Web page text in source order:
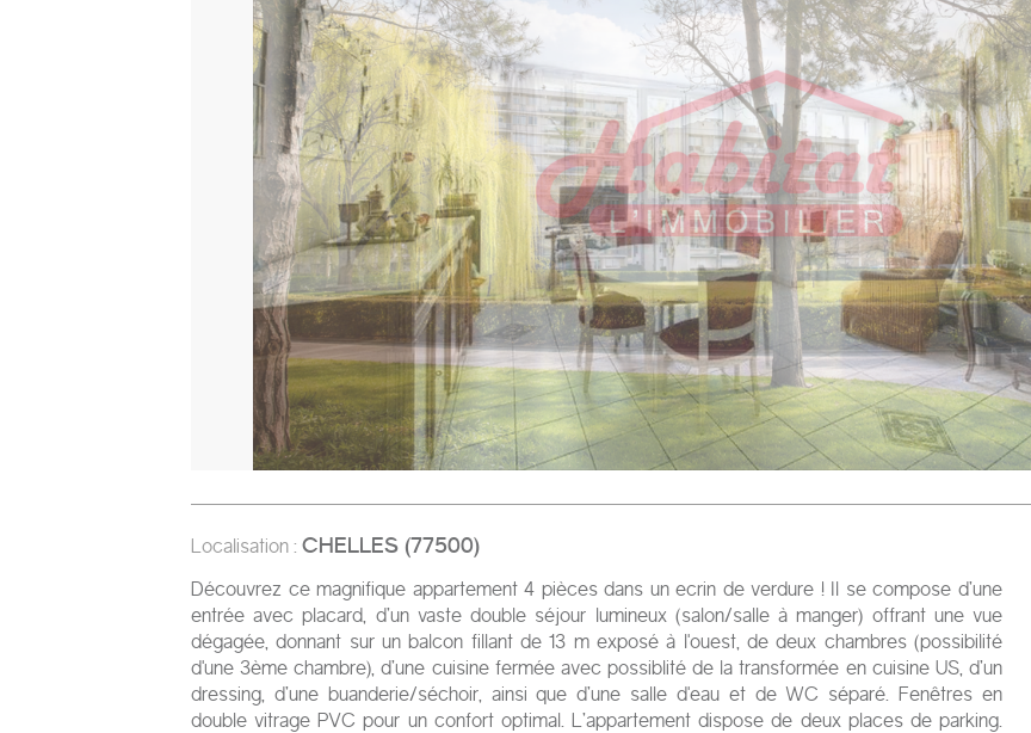
Localisation : CHELLES (77500)
Découvrez ce magnifique appartement 4 pièces dans un ecrin de verdure ! Il se compose d’une
entrée avec placard, d’un vaste double séjour lumineux (salon/salle à manger) offrant une vue
dégagée, donnant sur un balcon fillant de 13 m exposé à l'ouest, de deux chambres (possibilité
d'une 3ème chambre), d’une cuisine fermée avec possiblité de la transformée en cuisine US, d’un
dressing, d’une buanderie/séchoir, ainsi que d’une salle d'eau et de WC séparé. Fenêtres en
double vitrage PVC pour un confort optimal. L’appartement dispose de deux places de parking.